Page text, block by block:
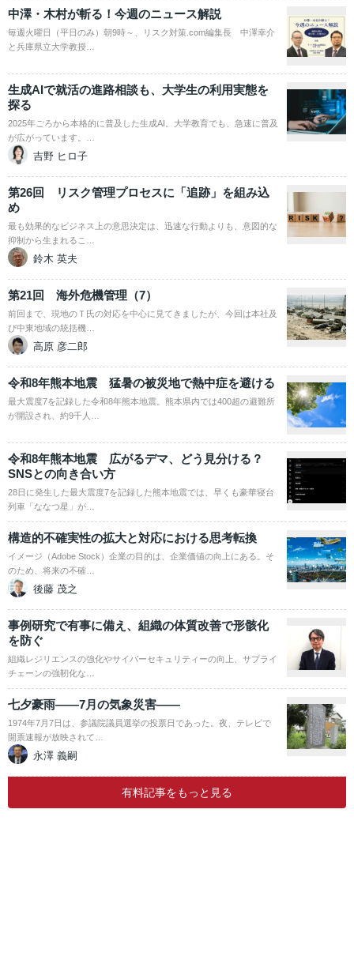
中澤・木村が斬る！今週のニュース解説
毎週火曜日（平日のみ）朝9時～、リスク対策.com編集長 中澤幸介
と兵庫県立大学教授…
生成AIで就活の進路相談も、大学生の利用実態を
探る
2025年ごろから本格的に普及した生成AI。大学教育でも、急速に普及
が広がっています。…
吉野 ヒロ子
第26回 リスク管理プロセスに「追跡」を組み込
め
最も効果的なビジネス上の意思決定は、迅速な行動よりも、意図的な
抑制から生まれるこ…
鈴木 英夫
第21回 海外危機管理（7）
前回まで、現地のＴ氏の対応を中心に見てきましたが、今回は本社及
び中東地域の統括機…
高原 彦二郎
令和8年熊本地震 猛暑の被災地で熱中症を避ける
最大震度7を記録した令和8年熊本地震。熊本県内では400超の避難所
が開設され、約9千人…
令和8年熊本地震 広がるデマ、どう見分ける？
SNSとの向き合い方
28日に発生した最大震度7を記録した熊本地震では、早くも豪華寝台
列車「ななつ星」が…
構造的不確実性の拡大と対応における思考転換
イメージ（Adobe Stock）企業の目的は、企業価値の向上にある。そ
のため、将来の不確…
後藤 茂之
事例研究で有事に備え、組織の体質改善で形骸化
を防ぐ
組織レジリエンスの強化やサイバーセキュリティーの向上、サプライ
チェーンの強靭化な…
七夕豪雨――7月の気象災害――
1974年7月7日は、参議院議員選挙の投票日であった。夜、テレビで
開票速報が放映されて…
永澤 義嗣
有料記事をもっと見る